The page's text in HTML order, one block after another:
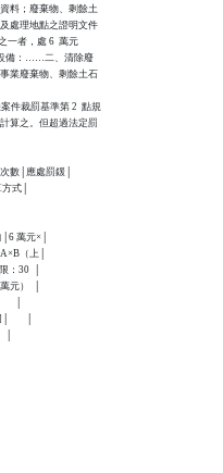
料；廢棄物、剩餘土
處理地點之證明文件
一者，處 6  萬元
設備：……二、清除廢
業廢棄物、剩餘土石
件裁罰基準第 2  點規
算之。但超過法定罰
數│應處罰鍰│
方式│
萬元×│
（上│
：30  │
元）  │
│
│
│